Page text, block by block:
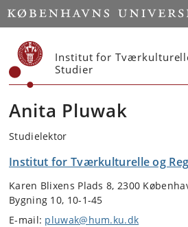
Start
Institut for
Studier
Anita Pluwak
Studielektor
Institut for Tværkulturelle og
Karen Blixens Plads 8, 2300
Bygning 10, 10-1-45
E-mail: pluwak@hum.ku.dk